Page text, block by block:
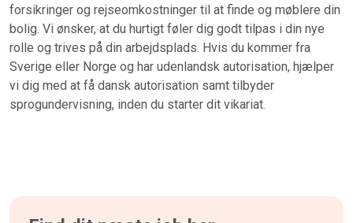
forsikringer og rejseomkostninger til at finde og møblere din
bolig. Vi ønsker, at du hurtigt føler dig godt tilpas i din nye
rolle og trives på din arbejdsplads. Hvis du kommer fra
Sverige eller Norge og har udenlandsk autorisation, hjælper
vi dig med at få dansk autorisation samt tilbyder
sprogundervisning, inden du starter dit vikariat.